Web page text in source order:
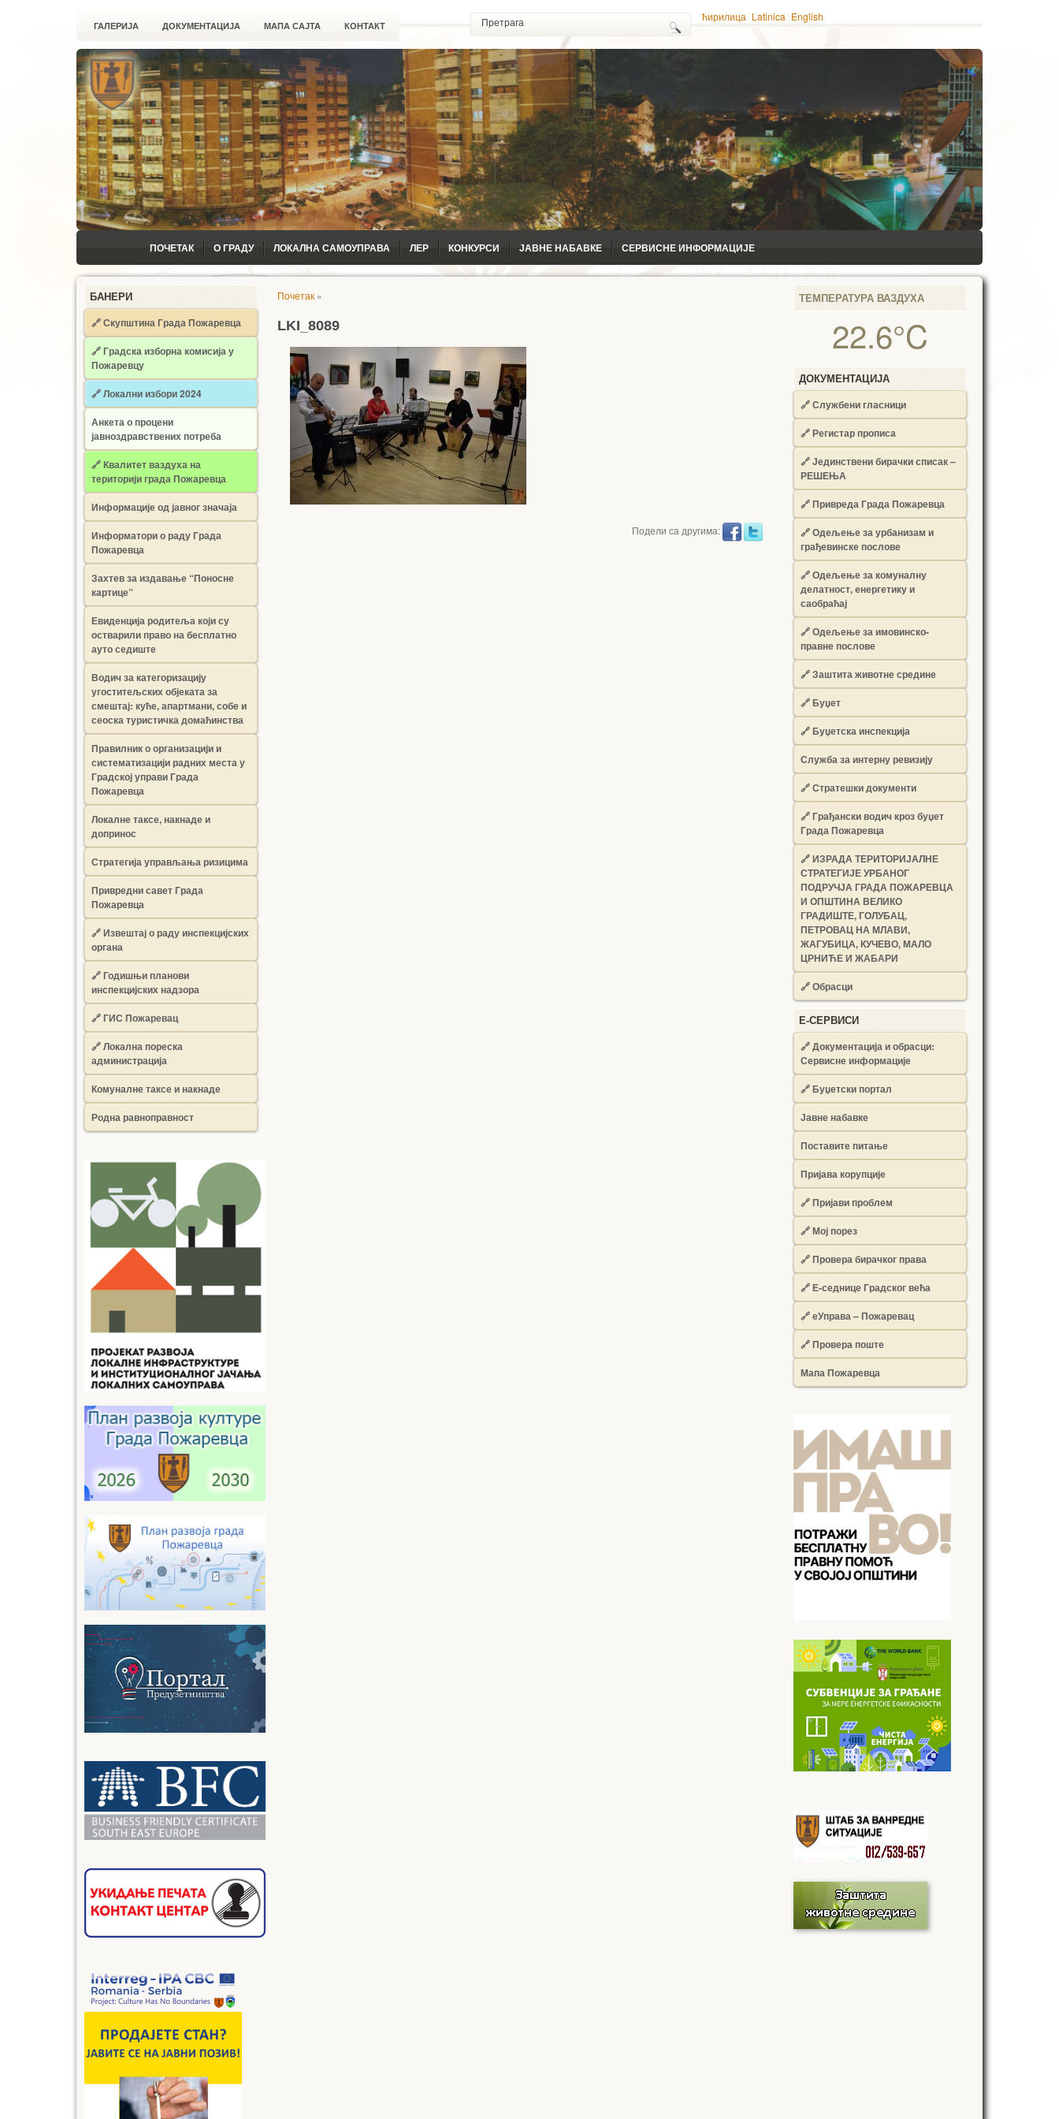
ГАЛЕРИЈА ДОКУМЕНТАЦИЈА МАПА САЈТА КОНТАКТ
ћирилица Latinica English
ПОЧЕТАК О ГРАДУ ЛОКАЛНА САМОУПРАВА ЛЕР КОНКУРСИ ЈАВНЕ НАБАВКЕ СЕРВИСНЕ ИНФОРМАЦИЈЕ
БАНЕРИ
🔗 Скупштина Града Пожаревца
🔗Градска изборна комисија у
Пожаревцу
🔗 Локални избори 2024
Анкета о процени
јавноздравствених потреба
🔗 Квалитет ваздуха на
територији града Пожаревца
Информације од јавног значаја
Информатори о раду Града
Пожаревца
Захтев за издавање “Поносне
картице”
Евиденција родитеља који су
остварили право на бесплатно
ауто седиште
Водич за категоризацију
угоститељских објеката за
смештај: куће, апартмани, собе и
сеоска туристичка домаћинства
Правилник о организацији и
систематизацији радних места у
Градској управи Града
Пожаревца
Локалне таксе, накнаде и
допринос
Стратегија управљања ризицима
Привредни савет Града
Пожаревца
🔗Извештај о раду инспекцијских
органа
🔗Годишњи планови
инспекцијских надзора
🔗 ГИС Пожаревац
🔗 Локална пореска
администрација
Комуналне таксе и накнаде
Родна равноправност
Почетак »
LKI_8089
Подели са другима:
ТЕМПЕРАТУРА ВАЗДУХА
22.6°C
ДОКУМЕНТАЦИЈА
🔗Службени гласници
🔗Регистар прописа
🔗Јединствени бирачки списак –
РЕШЕЊА
🔗Привреда Града Пожаревца
🔗Одељење за урбанизам и
грађевинске послове
🔗Одељење за комуналну
делатност, енергетику и
саобраћај
🔗Одељење за имовинско-
правне послове
🔗Заштита животне средине
🔗Буџет
🔗Буџетска инспекција
Служба за интерну ревизију
🔗Стратешки документи
🔗Грађански водич кроз буџет
Града Пожаревца
🔗ИЗРАДА ТЕРИТОРИЈАЛНЕ
СТРАТЕГИЈЕ УРБАНОГ
ПОДРУЧЈА ГРАДА ПОЖАРЕВЦА
И ОПШТИНА ВЕЛИКО
ГРАДИШТЕ, ГОЛУБАЦ,
ПЕТРОВАЦ НА МЛАВИ,
ЖАГУБИЦА, КУЧЕВО, МАЛО
ЦРНИЋЕ И ЖАБАРИ
🔗Обрасци
Е-СЕРВИСИ
🔗 Документација и обрасци:
Сервисне информације
🔗 Буџетски портал
Јавне набавке
Поставите питање
Пријава корупције
🔗 Пријави проблем
🔗 Мој порез
🔗 Провера бирачког права
🔗 Е-седнице Градског већа
🔗 еУправа – Пожаревац
🔗 Провера поште
Мапа Пожаревца